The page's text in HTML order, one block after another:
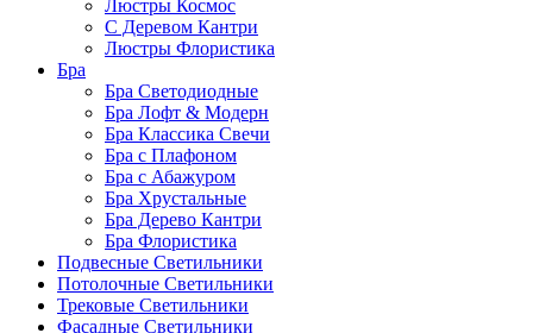
Люстры Космос
С Деревом Кантри
Люстры Флористика
Бра
Бра Светодиодные
Бра Лофт & Модерн
Бра Классика Свечи
Бра с Плафоном
Бра с Абажуром
Бра Хрустальные
Бра Дерево Кантри
Бра Флористика
Подвесные Светильники
Потолочные Светильники
Трековые Светильники
Фасадные Светильники